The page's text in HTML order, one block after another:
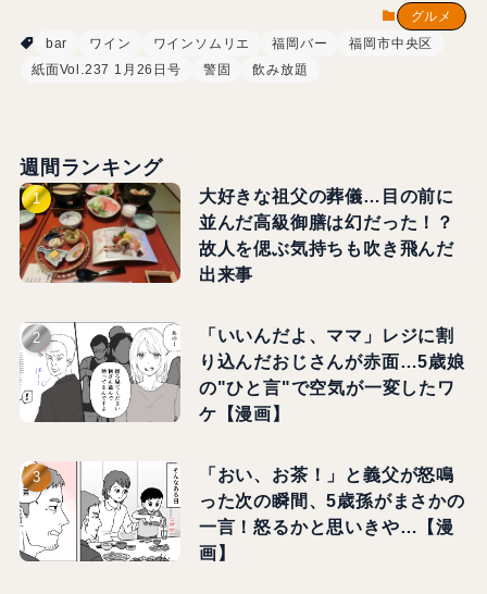
グルメ
bar
ワイン ワインソムリエ 福岡バー
福岡市中央区
紙面Vol.237 1月26日号
警固 飲み放題
週間ランキング
大好きな祖父の葬儀…目の前に
並んだ高級御膳は幻だった！？
故人を偲ぶ気持ちも吹き飛んだ
出来事
「いいんだよ、ママ」レジに割
り込んだおじさんが赤面…5歳娘
の"ひと言"で空気が一変したワ
ケ【漫画】
「おい、お茶！」と義父が怒鳴
った次の瞬間、5歳孫がまさかの
一言！怒るかと思いきや…【漫
画】